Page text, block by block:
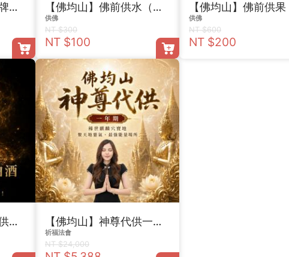
【訂閱制】佛均山佛牌代供送好命姬 【佛均山】佛前供水（一瓶）
供佛
NT $300
NT $100
供佛
NT $600
NT $200
【佛均山】扎基拉姆供白酒 【佛均山】神尊代供一年期
祈福法會
NT $24,000